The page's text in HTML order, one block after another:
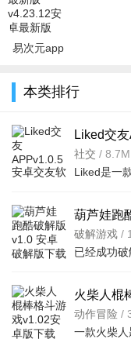
易次元app
版v4.23.12
本类排行
Liked交
社交 / 8.7M
葫芦娃跑
破解游戏 /
火柴人棍
动作冒险 /